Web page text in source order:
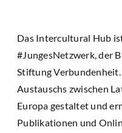
Das Intercultural Hub
#JungesNetzwerk, der
Stiftung
Austauschs zwischen
Europa gestaltet und
Publikationen und